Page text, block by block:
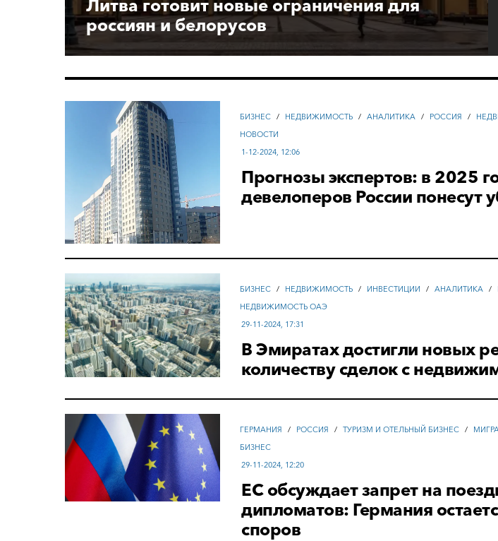
Литва готовит новые ограничения для
россиян и белорусов
БИЗНЕС / НЕДВИЖИМОСТЬ / АНАЛИТИКА / РОССИЯ /
НОВОСТИ
1-12-2024, 12:06
Прогнозы экспертов: в 2025
девелоперов России понесут
БИЗНЕС / НЕДВИЖИМОСТЬ / ИНВЕСТИЦИИ / АНАЛИТИКА /
НЕДВИЖИМОСТЬ ОАЭ
29-11-2024, 17:31
В Эмиратах достигли новых
количеству сделок с
ГЕРМАНИЯ / РОССИЯ / ТУРИЗМ И ОТЕЛЬНЫЙ БИЗНЕС /
БИЗНЕС
29-11-2024, 12:20
ЕС обсуждает запрет на
дипломатов: Германия
споров